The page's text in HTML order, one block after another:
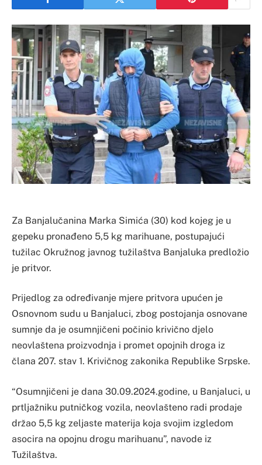
Za Banjalučanina Marka Simića (30) kod kojeg je u
gepeku pronađeno 5,5 kg marihuane, postupajući
tužilac Okružnog javnog tužilaštva Banjaluka predložio
je pritvor.
Prijedlog za određivanje mjere pritvora upućen je
Osnovnom sudu u Banjaluci, zbog postojanja osnovane
sumnje da je osumnjičeni počinio krivično djelo
neovlaštena proizvodnja i promet opojnih droga iz
člana 207. stav 1. Krivičnog zakonika Republike Srpske.
“Osumnjičeni je dana 30.09.2024.godine, u Banjaluci, u
prtljažniku putničkog vozila, neovlašteno radi prodaje
držao 5,5 kg zeljaste materija koja svojim izgledom
asocira na opojnu drogu marihuanu”, navode iz
Tužilaštva.